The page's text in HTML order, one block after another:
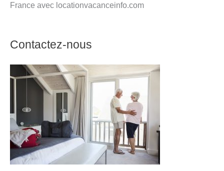
France avec locationvacanceinfo.com
Contactez-nous